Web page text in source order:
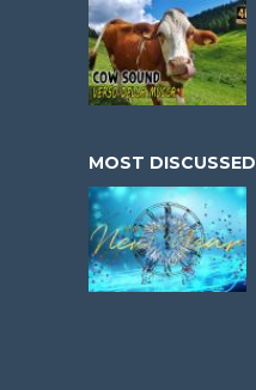
MOST DISCUSSED